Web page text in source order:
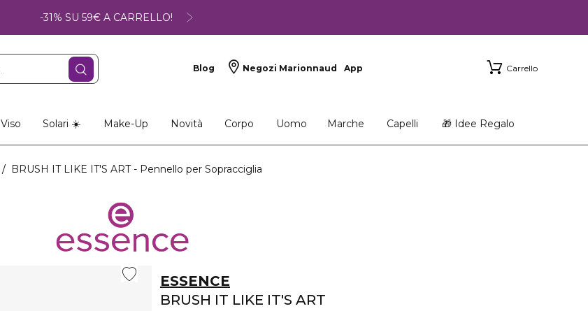
-31% SU 59€ A CARRELLO!
Blog Negozi Marionnaud App Carrello
Viso Solari ☀️ Make-Up Novità Corpo Uomo Marche Capelli 🎁 Idee Regalo
BRUSH IT LIKE IT'S ART - Pennello per Sopracciglia
ESSENCE
BRUSH IT LIKE IT'S ART